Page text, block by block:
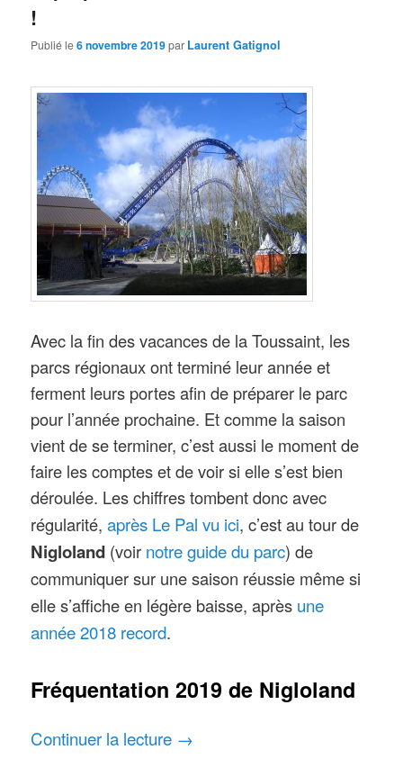
!
Publié le6 novembre 2019par Laurent Gatignol
Avec la fin des vacances de la Toussaint, les
parcs régionaux ont terminé leur année et
ferment leurs portes afin de préparer le parc
pour l’année prochaine. Et comme la saison
vient de se terminer, c’est aussi le moment de
faire les comptes et de voir si elle s’est bien
déroulée. Les chiffres tombent donc avec
régularité,après Le Pal vu ici, c’est au tour de
Nigloland (voir notre guide du parc) de
communiquer sur une saison réussie même si
elle s’affiche en légère baisse, après une
année 2018 record.
Fréquentation 2019 de Nigloland
Continuer la lecture →